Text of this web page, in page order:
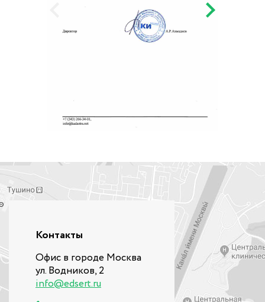
Контакты
Офис в городе Москва
ул. Водников, 2
info@edsert.ru